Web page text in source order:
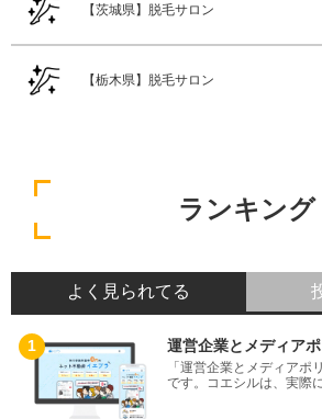
【茨城県】脱毛サロン
【栃木県】脱毛サロン
ランキング
よく見られてる
運営企業とメディア
「運営企業とメディアポ
です。コエシルは、実際